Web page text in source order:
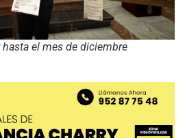
el mes de diciembre